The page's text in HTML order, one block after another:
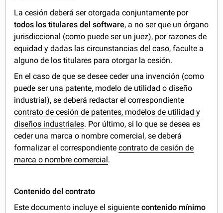
La cesión deberá ser otorgada conjuntamente por
todos los titulares del software, a no ser que un órgano
jurisdiccional (como puede ser un juez), por razones de
equidad y dadas las circunstancias del caso, faculte a
alguno de los titulares para otorgar la cesión.
En el caso de que se desee ceder una invención (como
puede ser una patente, modelo de utilidad o diseño
industrial), se deberá redactar el correspondiente
contrato de cesión de patentes, modelos de utilidad y
diseños industriales. Por último, si lo que se desea es
ceder una marca o nombre comercial, se deberá
formalizar el correspondientecontrato de cesión de
marca o nombre comercial .
Contenido del contrato
Este documento incluye el siguientecontenido mínimo